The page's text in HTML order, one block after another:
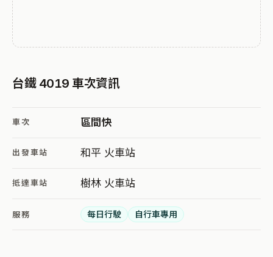
台鐵 4019 車次資訊
車次 區間快
出發車站 和平 火車站
抵達車站 樹林 火車站
服務 每日行駛 自行車專用